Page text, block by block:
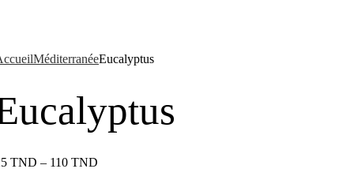
MéditerranéeEucalyptus
TND – 110 TND